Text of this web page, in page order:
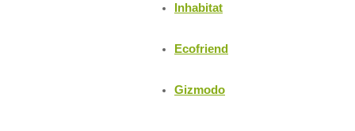
Inhabitat
Ecofriend
Gizmodo